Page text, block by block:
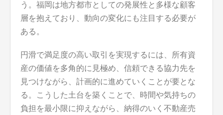
う。福岡は地方都市としての発展性と多様な顧客
層を抱えており、動向の変化にも注目する必要が
ある。
円滑で満足度の高い取引を実現するには、所有資
産の価値を多角的に見極め、信頼できる協力先を
見つけながら、計画的に進めていくことが要とな
る。こうした土台を築くことで、時間や気持ちの
負担を最小限に抑えながら、納得のいく不動産売